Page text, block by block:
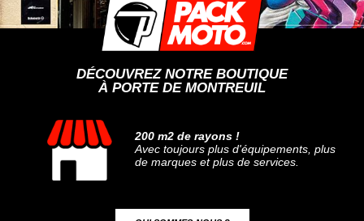
DÉCOUVREZ NOTRE BOUTIQUE
À PORTE DE MONTREUIL
200 m2 de rayons !
Avec toujours plus d'équipements, plus
de marques et plus de services.